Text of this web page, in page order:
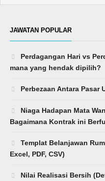
JAWATAN POPULAR
Perdagangan Hari vs
mana yang hendak dipilih?
Perbezaan Antara Pasar
Niaga Hadapan Mata
Bagaimana Kontrak ini
Templat Belanjawan
Excel, PDF, CSV)
Nilai Realisasi Bersih